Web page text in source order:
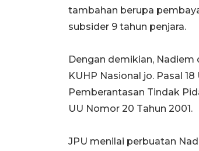
tambahan berupa
subsider 9 tahun penjara.
Dengan demikian, Nadiem
KUHP Nasional jo. Pasal
Pemberantasan Tindak
UU Nomor 20 Tahun 2001.
JPU menilai perbuatan